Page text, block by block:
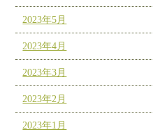
2023年5月
2023年4月
2023年3月
2023年2月
2023年1月